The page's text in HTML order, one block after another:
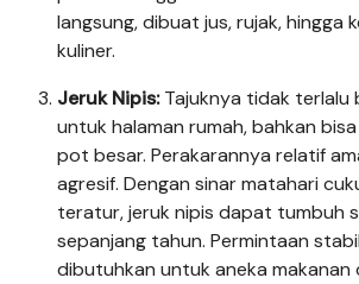
langsung, dibuat jus, rujak, hingga
kuliner.
Jeruk Nipis:Tajuknya tidak terlalu
untuk halaman rumah, bahkan
pot besar. Perakarannya relatif
agresif. Dengan sinar matahari
teratur, jeruk nipis dapat tumbuh
sepanjang tahun. Permintaan
dibutuhkan untuk aneka makanan